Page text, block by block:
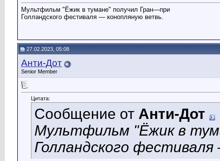
Мультфильм "Ёжик в тумане" получил Гран—при
Голландского фестиваля — конопляную ветвь.
27.02.2023, 05:08
Анти-Дот
Senior Member
Цитата:
Сообщение от Анти-Дот
Мультфильм "Ёжик в
Голландского